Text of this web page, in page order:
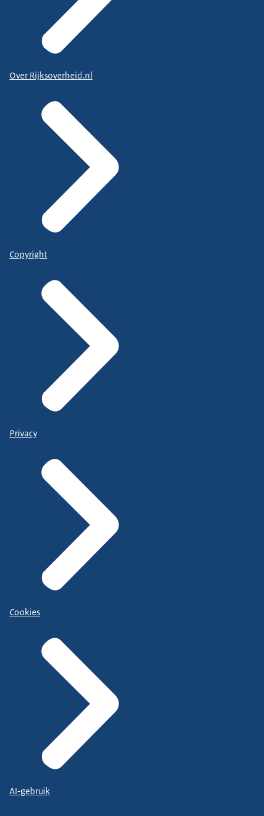
Over Rijksoverheid.nl
Copyright
Privacy
Cookies
AI-gebruik